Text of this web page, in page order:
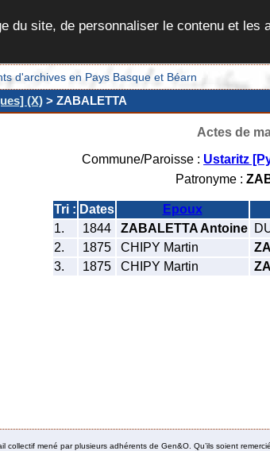
du site, de personnaliser le contenu et les
d'archives en Pays Basque et Béarn
(X) > ZABALETTA
Actes de
Commune/Paroisse : Ustaritz
Patronyme :
Tri : Dates Epoux
1.
1844 ZABALETTA Antoine
2.
1875 CHIPY Martin
3.
1875 CHIPY Martin
collectif mené par plusieurs adhérents de Gen&O. Qu’ils soient